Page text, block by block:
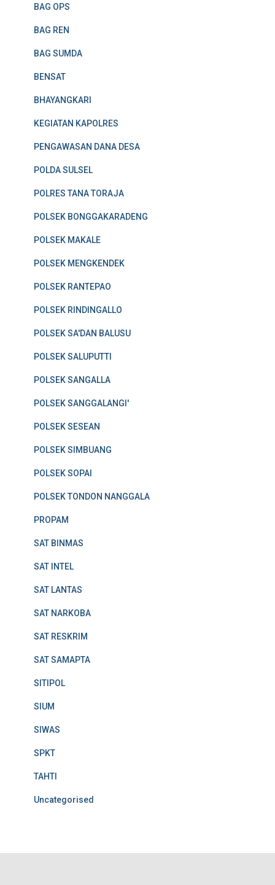
BAG OPS
BAG REN
BAG SUMDA
BENSAT
BHAYANGKARI
KEGIATAN KAPOLRES
PENGAWASAN DANA DESA
POLDA SULSEL
POLRES TANA TORAJA
POLSEK BONGGAKARADENG
POLSEK MAKALE
POLSEK MENGKENDEK
POLSEK RANTEPAO
POLSEK RINDINGALLO
POLSEK SA'DAN BALUSU
POLSEK SALUPUTTI
POLSEK SANGALLA
POLSEK SANGGALANGI'
POLSEK SESEAN
POLSEK SIMBUANG
POLSEK SOPAI
POLSEK TONDON NANGGALA
PROPAM
SAT BINMAS
SAT INTEL
SAT LANTAS
SAT NARKOBA
SAT RESKRIM
SAT SAMAPTA
SITIPOL
SIUM
SIWAS
SPKT
TAHTI
Uncategorised